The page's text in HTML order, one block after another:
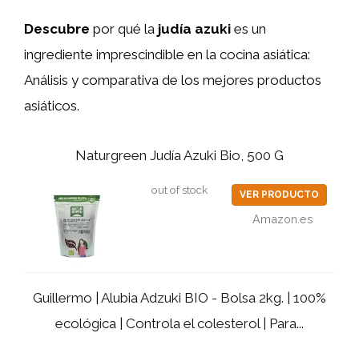
Descubre por qué la judía azuki es un
ingrediente imprescindible en la cocina asiática:
Análisis y comparativa de los mejores productos
asiáticos.
Naturgreen Judía Azuki Bio, 500 G
out of stock VER PRODUCTO
Amazon.es
Guillermo | Alubia Adzuki BIO - Bolsa 2kg. | 100%
ecológica | Controla el colesterol | Para...